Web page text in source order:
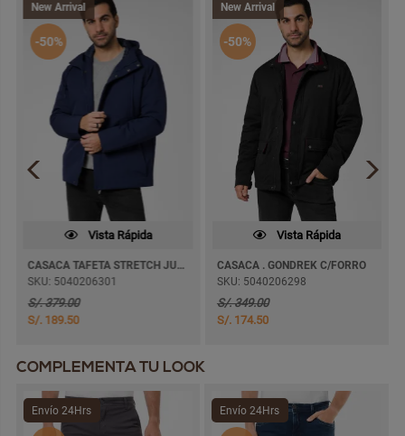
New Arrival
-50%
Vista Rápida
CASACA TAFETA STRETCH JUBILLO C/FORRO
SKU: 5040206301
S/. 379.00
S/. 189.50
New Arrival
-50%
Vista Rápida
CASACA . GONDREK C/FORRO
SKU: 5040206298
S/. 349.00
S/. 174.50
COMPLEMENTA TU LOOK
Envío 24Hrs Envío 24Hrs